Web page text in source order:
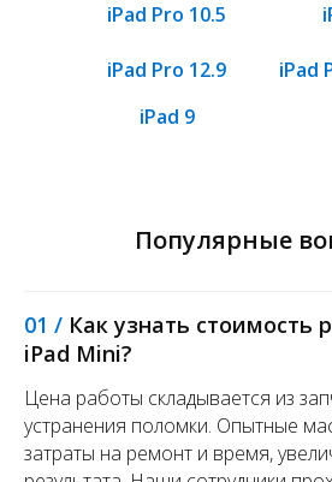
iPad Pro 12.9
iPad Pro 10.5
iPad
iPad 9
Популярные
01 / Как узнать стоимость
iPad Mini?
Цена работы складывается из
устранения поломки. Опытные
затраты на ремонт и время,